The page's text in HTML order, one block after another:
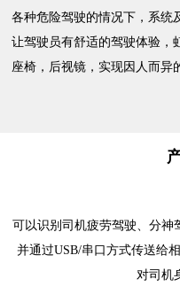
各种危险驾驶的情况下，系统
让驾驶员有舒适的驾驶体验，
座椅，后视镜，实现因人而异
可以识别司机疲劳驾驶、分神
并通过USB/串口方式传送给
对司机